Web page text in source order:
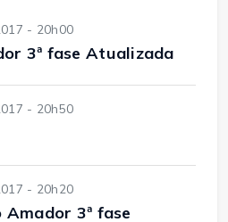
- 20h00
3ª fase Atualizada
- 20h50
- 20h20
Amador 3ª fase